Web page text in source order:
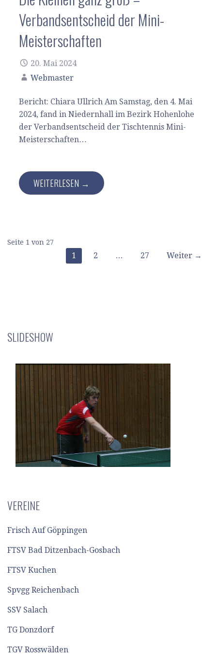
Verbandsentscheid der Mini-
Meisterschaften
20. Mai 2024
Webmaster
Bericht: Chiara Ullrich Am Samstag, den 4. Mai
2024, fand in Niedernhall im Bezirk Hohenlohe
der Verbandsentscheid der Tischtennis Mini-
Meisterschaften…
WEITERLESEN →
Beitrag
Seite 1 von 27
1 2 … 27 Weiter →
SLIDESHOW
VEREINE
Frisch Auf Göppingen
FTSV Bad Ditzenbach-Gosbach
FTSV Kuchen
Spvgg Reichenbach
SSV Salach
TG Donzdorf
TGV Rosswälden